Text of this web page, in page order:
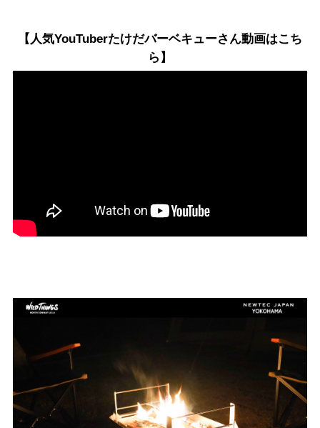
【人気YouTuberたけだバーベキューさん動画はこち
ら】